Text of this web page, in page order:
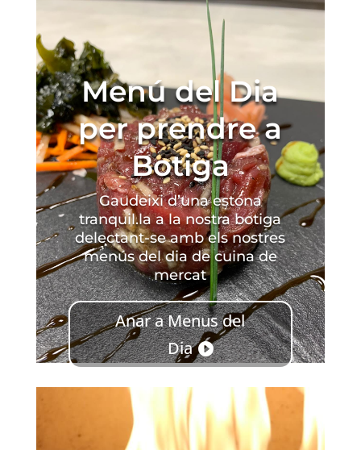
Menú del Dia
per prendre a
Botiga
Gaudeixi d’una estona
tranquil.la a la nostra botiga
delectant-se amb els nostres
menús del dia de cuina de
mercat
Anar a Menus del
Dia